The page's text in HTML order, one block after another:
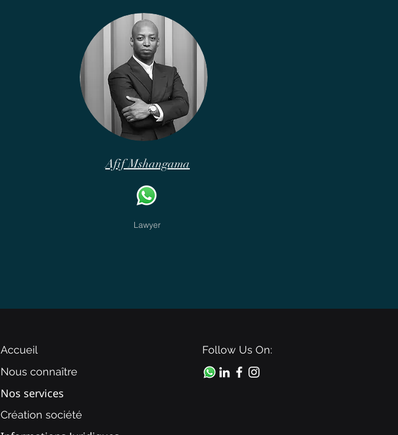
Afif Mshangama
Lawyer
Accueil
Nous connaître
Nos services
Création société
Follow Us On: